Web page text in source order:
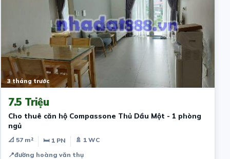
3 tháng trước
7.5 Triệu
Cho thuê căn hộ Compassone Thủ Dầu Một - 1 phòng
ngủ
📐 57 m² 🛏 1 PN
🚿 1 WC
📍đường hoàng văn thụ